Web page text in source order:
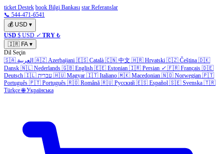
ticket Destek book Bilgi Bankası star Referanslar
📞 544-471-6541
💰 USD ▾
USD $ USD ✓ TRY ₺
🇮🇷 FA ▾
Dil Seçin
🇸🇦 العربية 🇦🇿 Azerbaijani 🇪🇸 Català 🇨🇳 中文 🇭🇷 Hrvatski 🇨🇿 Čeština 🇩🇰
Dansk 🇳🇱 Nederlands 🇬🇧 English 🇪🇪 Estonian 🇮🇷 Persian ✓ 🇫🇷 Français 🇩🇪
Deutsch 🇮🇱 עברית 🇭🇺 Magyar 🇮🇹 Italiano 🇲🇰 Macedonian 🇳🇴 Norwegian 🇵🇹
Português 🇵🇹 Português 🇷🇴 Română 🇷🇺 Русский 🇪🇸 Español 🇸🇪 Svenska 🇹🇷
Türkçe 🌐 Українська